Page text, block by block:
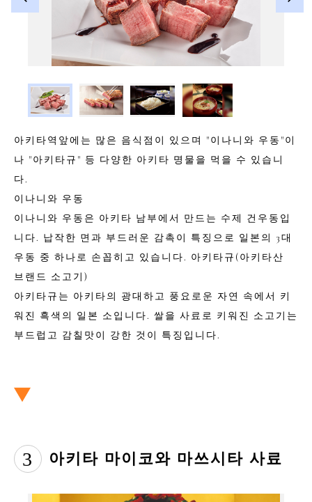
아키타역앞에는 많은 음식점이 있으며 "이나니와 우동"이
나 "아키타규" 등 다양한 아키타 명물을 먹을 수 있습니
다.
이나니와 우동
이나니와 우동은 아키타 남부에서 만드는 수제 건우동입
니다. 납작한 면과 부드러운 감촉이 특징으로 일본의 3대
우동 중 하나로 손꼽히고 있습니다. 아키타규(아키타산
브랜드 소고기)
아키타규는 아키타의 광대하고 풍요로운 자연 속에서 키
워진 흑색의 일본 소입니다. 쌀을 사료로 키워진 소고기는
부드럽고 감칠맛이 강한 것이 특징입니다.
3 아키타 마이코와 마쓰시타 사료